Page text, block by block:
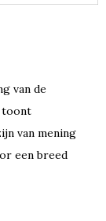
van de
toont
van mening
een breed